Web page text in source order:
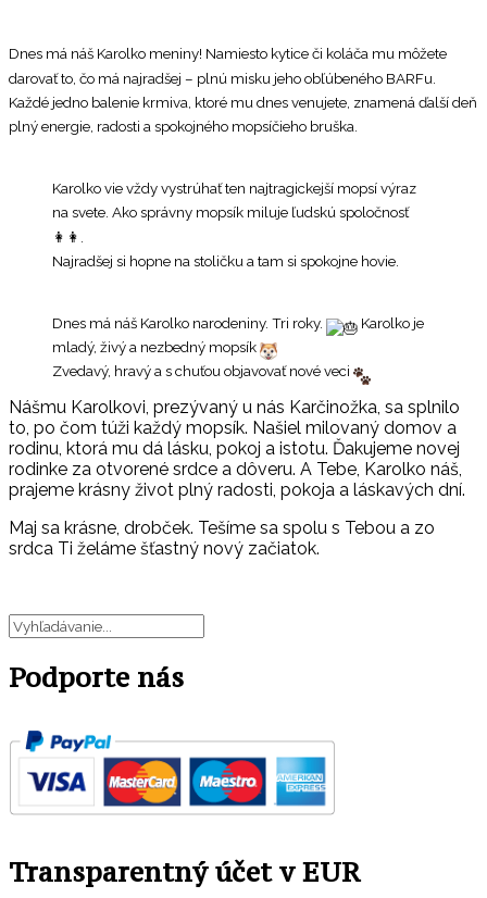
Dnes má náš Karolko meniny! Namiesto kytice či koláča mu môžete
darovať to, čo má najradšej – plnú misku jeho obľúbeného BARFu.
Každé jedno balenie krmiva, ktoré mu dnes venujete, znamená ďalší deň
plný energie, radosti a spokojného mopsíčieho bruška.
Karolko vie vždy vystrúhať ten najtragickejší mopsí výraz
na svete. Ako správny mopsík miluje ľudskú spoločnosť
👩‍👩‍.
Najradšej si hopne na stoličku a tam si spokojne hovie.
Dnes má náš Karolko narodeniny. Tri roky.
Karolko je
mladý, živý a nezbedný mopsík
Zvedavý, hravý a s chuťou objavovať nové veci
Nášmu Karolkovi, prezývaný u nás Karčinožka, sa splnilo
to, po čom túži každý mopsík. Našiel milovaný domov a
rodinu, ktorá mu dá lásku, pokoj a istotu. Ďakujeme novej
rodinke za otvorené srdce a dôveru. A Tebe, Karolko náš,
prajeme krásny život plný radosti, pokoja a láskavých dní.
Maj sa krásne, drobček. Tešíme sa spolu s Tebou a zo
srdca Ti želáme šťastný nový začiatok.
Podporte nás
Transparentný účet v EUR